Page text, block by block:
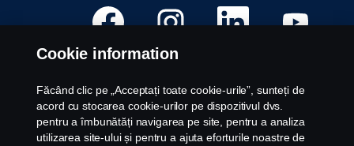
e
d
s
c
d
e
î
n
t
e
d
s
c
d
e
î
n
t
S
d
i
d
e
î
n
t
d
i
d
e
î
n
t
Posturi disponibile
Locații carieră
Cookie information
Făcând clic pe „Acceptați toate cookie-urile”, sunteți de
acord cu stocarea cookie-urilor pe dispozitivul dvs.
pentru a îmbunătăți navigarea pe site, pentru a analiza
utilizarea site-ului și pentru a ajuta eforturile noastre de